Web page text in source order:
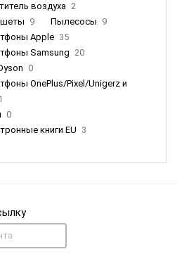
воздуха 2
9 Пылесосы 9
Apple 35
Samsung 20
0
OnePlus/Pixel/Unigerz и
0
книги EU 3